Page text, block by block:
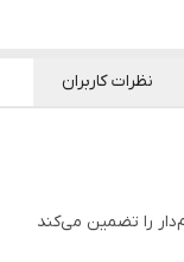
نظرات کاربران